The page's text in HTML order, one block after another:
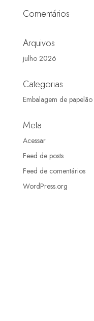
Comentários
Arquivos
julho 2026
Categorias
Embalagem de papelão
Meta
Acessar
Feed de posts
Feed de comentários
WordPress.org